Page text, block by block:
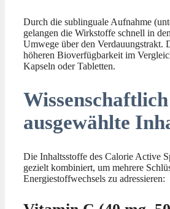
Durch die sublinguale Aufnahme
gelangen die Wirkstoffe schnell in
Umwege über den Verdauungstrakt.
höheren Bioverfügbarkeit im
Kapseln oder Tabletten.
Wissenschaftlich
ausgewählte
Die Inhaltsstoffe des Calorie Active
gezielt kombiniert, um mehrere
Energiestoffwechsels zu adressieren: